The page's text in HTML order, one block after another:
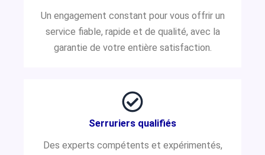
Un engagement constant pour vous offrir un
service fiable, rapide et de qualité, avec la
garantie de votre entière satisfaction.
Serruriers qualifiés
Des experts compétents et expérimentés,